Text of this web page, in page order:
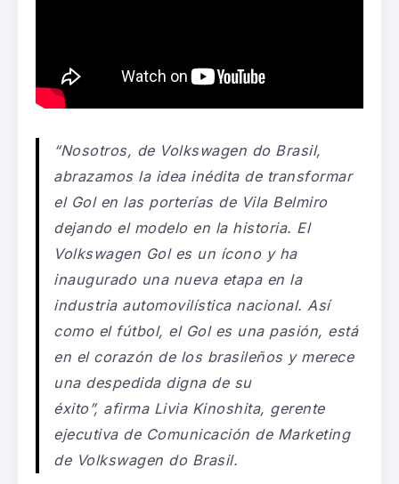
“Nosotros, de Volkswagen do Brasil,
abrazamos la idea inédita de transformar
el Gol en las porterías de Vila Belmiro
dejando el modelo en la historia. El
Volkswagen Gol es un ícono y ha
inaugurado una nueva etapa en la
industria automovilística nacional. Así
como el fútbol, el Gol es una pasión, está
en el corazón de los brasileños y merece
una despedida digna de su
éxito”, afirma Livia Kinoshita, gerente
ejecutiva de Comunicación de Marketing
de Volkswagen do Brasil.